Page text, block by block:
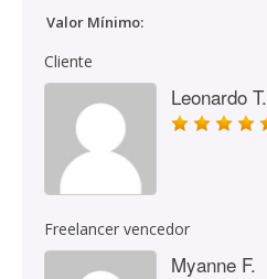
Valor Mínimo:
Cliente
Leonardo T.
Freelancer vencedor
Myanne F.